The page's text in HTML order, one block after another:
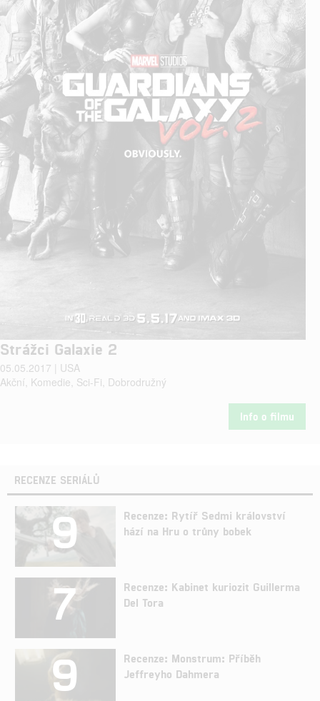
Strážci Galaxie 2
05.05.2017 | USA
Akční, Komedie, Sci-Fi, Dobrodružný
Info o filmu
RECENZE SERIÁLŮ
9
Recenze: Rytíř Sedmi království
hází na Hru o trůny bobek
7
Recenze: Kabinet kuriozit Guillerma
Del Tora
9
Recenze: Monstrum: Příběh
Jeffreyho Dahmera